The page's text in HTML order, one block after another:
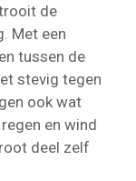
de
Met een
tussen de
stevig tegen
ook wat
en wind
deel zelf